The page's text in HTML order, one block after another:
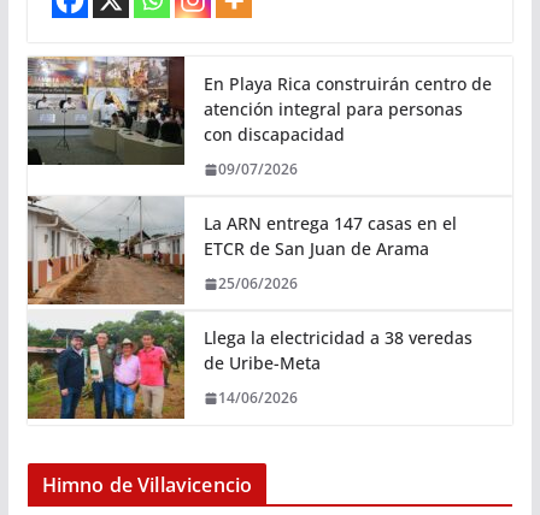
En Playa Rica construirán centro de
atención integral para personas
con discapacidad
09/07/2026
La ARN entrega 147 casas en el
ETCR de San Juan de Arama
25/06/2026
Llega la electricidad a 38 veredas
de Uribe-Meta
14/06/2026
Himno de Villavicencio